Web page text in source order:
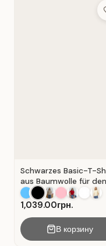
Schwarzes Basic-T-
aus Baumwolle für
Alltag . Schwarz.
1,039.00грн.
В корзину